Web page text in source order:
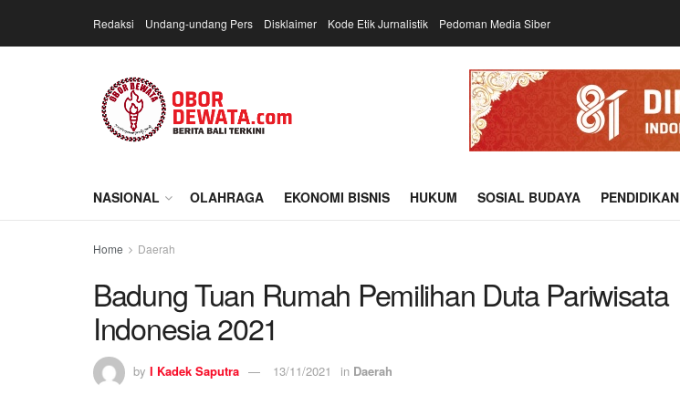
Redaksi Undang-undang Pers Disklaimer Kode Etik Jurnalistik Pedoman Media Siber
NASIONAL OLAHRAGA EKONOMI BISNIS HUKUM SOSIAL BUDAYA PENDIDIKAN
Home Daerah
Badung Tuan Rumah Pemilihan Duta Pariwisata
Indonesia 2021
by I Kadek Saputra 13/11/2021 in Daerah